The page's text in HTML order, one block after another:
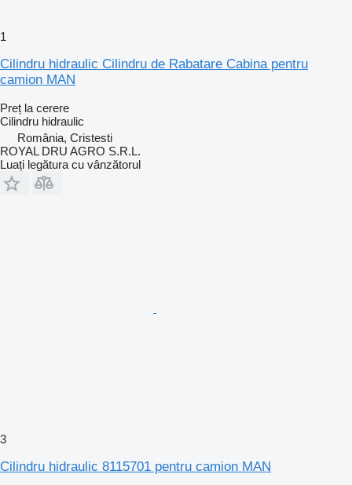
1
Cilindru hidraulic Cilindru de Rabatare Cabina pentru
camion MAN
Preț la cerere
Cilindru hidraulic
România, Cristesti
ROYAL DRU AGRO S.R.L.
Luați legătura cu vânzătorul
3
Cilindru hidraulic 8115701 pentru camion MAN